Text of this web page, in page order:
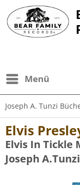
Menü
Joseph A. Tunzi
Elvis
Elvis In Tickle
Joseph A.Tunzi